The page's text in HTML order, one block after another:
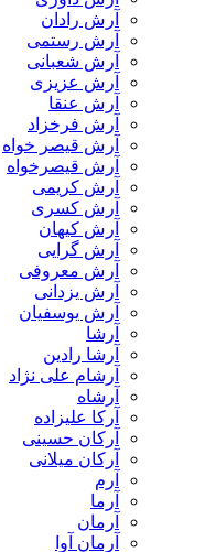
آرش رادان
آرش رستمى
آرش شعبانی
آرش عزیزی
آرش عنقا
آرش فرخزاد
آرش قیصر خواه
آرش قیصرخواه
آرش کریمی
آرش کسری
آرش کیهان
آرش گرایی
آرش معروفی
آرش یزدانی
آرش یوسفیان
آرشا
آرشا رادین
آرشام علی نژاد
آرشاه
آرکا علیزاده
آرکان حسینی
آرکان میلانی
آرم
آرما
آرمان
آرمان آوا